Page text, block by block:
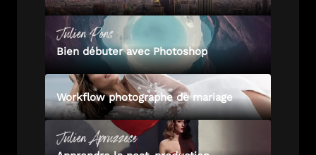
JulienPons
Bien débuter avec Photoshop
Workflow photographe de mariage
JulienApruzzese